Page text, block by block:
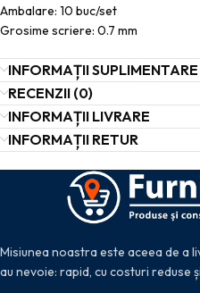
Ambalare: 10 buc/set
Grosime scriere: 0.7 mm
INFORMAȚII SUPLIMENTARE
RECENZII (0)
INFORMAȚII LIVRARE
INFORMAȚII RETUR
Misiunea noastra este aceea de a
au nevoie: rapid, cu costuri reduse